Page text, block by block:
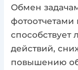
Обмен
фотоотчетами
действий,
повышению